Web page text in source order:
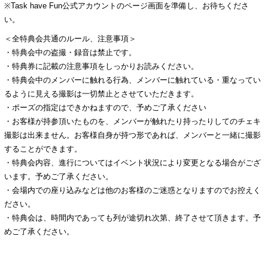
※Task have Fun公式アカウントのページ画面を準備し、お待ちくださ
い。
＜全特典会共通のルール、注意事項＞
・特典会中の盗撮・録音は禁止です。
・特典券に記載の注意事項をしっかりお読みください。
・特典会中のメンバーに触れる行為、メンバーに触れている・重なってい
るように見える撮影は一切禁止とさせていただきます。
・ポーズの指定はできかねますので、予めご了承ください
・お客様が持参頂いたものを、メンバーが触れたり持ったりしてのチェキ
撮影は出来ません。お客様自身が持つ形であれば、メンバーと一緒に撮影
することができます。
・特典会内容、進行についてはイベント状況により変更となる場合がござ
います。予めご了承ください。
・会場内での座り込みなどは他のお客様のご迷惑となりますのでお控えく
ださい。
・特典会は、時間内であっても列が途切れ次第、終了させて頂きます。予
めご了承ください。